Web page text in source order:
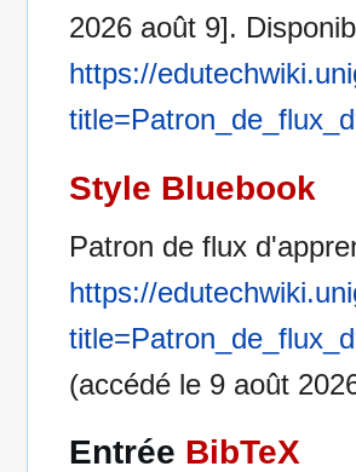
2026 août 9].
https://
Style Bluebook
Patron de flux
https://
(accédé le 9 août
Entrée BibTeX